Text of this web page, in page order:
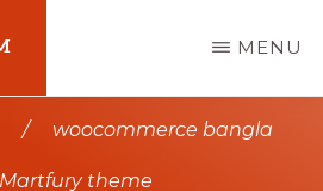
MENU
/ woocommerce bangla
theme